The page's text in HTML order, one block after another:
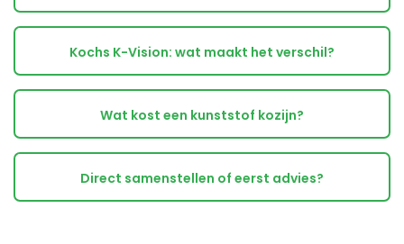
Kochs K-Vision: wat maakt het verschil?
Wat kost een kunststof kozijn?
Direct samenstellen of eerst advies?